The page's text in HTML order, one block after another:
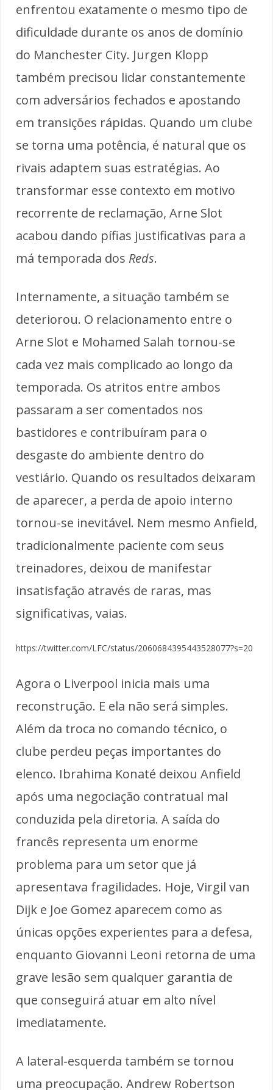
enfrentou exatamente o mesmo tipo de
dificuldade durante os anos de domínio
do Manchester City. Jurgen Klopp
também precisou lidar constantemente
com adversários fechados e apostando
em transições rápidas. Quando um clube
se torna uma potência, é natural que os
rivais adaptem suas estratégias. Ao
transformar esse contexto em motivo
recorrente de reclamação, Arne Slot
acabou dando pífias justificativas para a
má temporada dos Reds.
Internamente, a situação também se
deteriorou. O relacionamento entre o
Arne Slot e Mohamed Salah tornou-se
cada vez mais complicado ao longo da
temporada. Os atritos entre ambos
passaram a ser comentados nos
bastidores e contribuíram para o
desgaste do ambiente dentro do
vestiário. Quando os resultados deixaram
de aparecer, a perda de apoio interno
tornou-se inevitável. Nem mesmo Anfield,
tradicionalmente paciente com seus
treinadores, deixou de manifestar
insatisfação através de raras, mas
significativas, vaias.
https://twitter.com/LFC/status/2060684395443528077?s=20
Agora o Liverpool inicia mais uma
reconstrução. E ela não será simples.
Além da troca no comando técnico, o
clube perdeu peças importantes do
elenco. Ibrahima Konaté deixou Anfield
após uma negociação contratual mal
conduzida pela diretoria. A saída do
francês representa um enorme
problema para um setor que já
apresentava fragilidades. Hoje, Virgil van
Dijk e Joe Gomez aparecem como as
únicas opções experientes para a defesa,
enquanto Giovanni Leoni retorna de uma
grave lesão sem qualquer garantia de
que conseguirá atuar em alto nível
imediatamente.
A lateral-esquerda também se tornou
uma preocupação. Andrew Robertson